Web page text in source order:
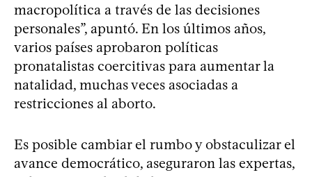
macropolítica a través de las decisiones
personales”, apuntó. En los últimos años,
varios países aprobaron políticas
pronatalistas coercitivas para aumentar la
natalidad, muchas veces asociadas a
restricciones al aborto.
Es posible cambiar el rumbo y obstaculizar el
avance democrático, aseguraron las expertas,